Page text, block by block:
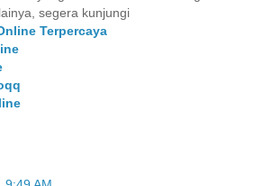
segera kunjungi
Terpercaya